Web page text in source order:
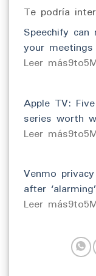
Te podría
Speechify
your meetings
​Leer
Apple TV:
series worth
​Leer
Venmo
after
​Leer